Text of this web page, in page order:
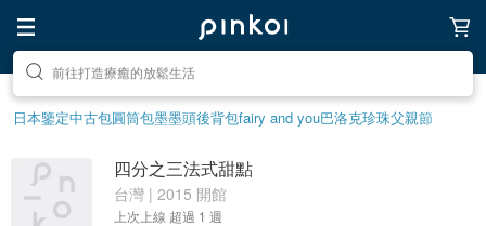
前往打造療癒的放鬆生活
前往尋找靈感吧
日本鑒定中古包圓筒包墨墨頭後背包fairy and you巴洛克珍珠父親節
四分之三法式甜點
台灣 | 2015 開館
上次上線 超過 1 週